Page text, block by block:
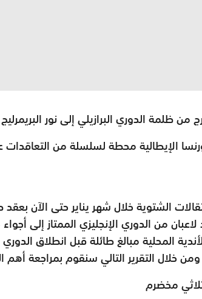
من ظلمة الدوري البرازيلي إلى نور
الإيطالية محطة لسلسلة من التعاقدات
الشتوية خلال شهر يناير حتى الآن
لاعبان من الدوري الإنجليزي الممتاز إلى
المحلية مبالغ طائلة قبل انطلاق
ومن خلال التقرير التالي سنقوم بمراجعة
مخضرم